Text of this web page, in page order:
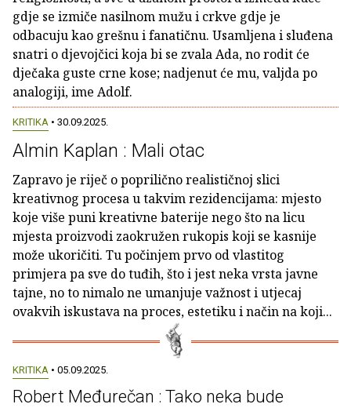
gdje se izmiče nasilnom mužu i crkve gdje je
odbacuju kao grešnu i fanatičnu. Usamljena i sluđena
snatri o djevojčici koja bi se zvala Ada, no rodit će
dječaka guste crne kose; nadjenut će mu, valjda po
analogiji, ime Adolf.
KRITIKA • 30.09.2025.
Almin Kaplan : Mali otac
Zapravo je riječ o poprilično realističnoj slici
kreativnog procesa u takvim rezidencijama: mjesto
koje više puni kreativne baterije nego što na licu
mjesta proizvodi zaokružen rukopis koji se kasnije
može ukoričiti. Tu počinjem prvo od vlastitog
primjera pa sve do tuđih, što i jest neka vrsta javne
tajne, no to nimalo ne umanjuje važnost i utjecaj
ovakvih iskustava na proces, estetiku i način na koji...
KRITIKA • 05.09.2025.
Robert Međurečan : Tako neka bude